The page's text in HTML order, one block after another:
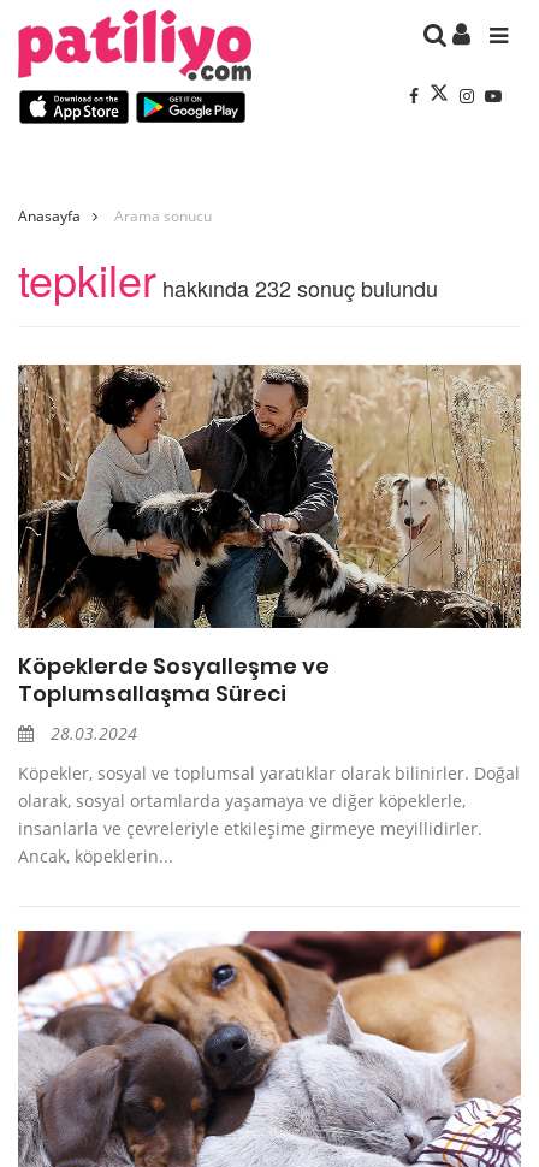
Anasayfa Arama sonucu
tepkiler hakkında 232 sonuç bulundu
Köpeklerde Sosyalleşme ve
Toplumsallaşma Süreci
28.03.2024
Köpekler, sosyal ve toplumsal yaratıklar olarak bilinirler. Doğal
olarak, sosyal ortamlarda yaşamaya ve diğer köpeklerle,
insanlarla ve çevreleriyle etkileşime girmeye meyillidirler.
Ancak, köpeklerin...